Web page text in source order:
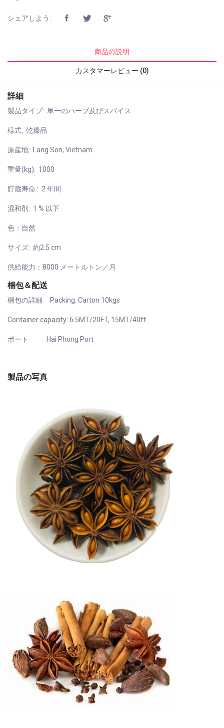
シェアしよう:
商品の説明
カスタマーレビュー (0)
詳細
製品タイプ: 単一のハーブ及びスパイス
様式: 乾燥品
原産地: Lang Son, Vietnam
重量(kg): 1000
貯蔵寿命 : 2 年間
混和剤: 1 % 以下
色：自然
サイズ: 約2.5 cm
供給能力：8000 メートルトン／月
梱包＆配送
梱包の詳細 Packing: Carton 10kgs
Container capacity: 6.5MT/20FT, 15MT/40ft
ポート Hai Phong Port
製品の写真